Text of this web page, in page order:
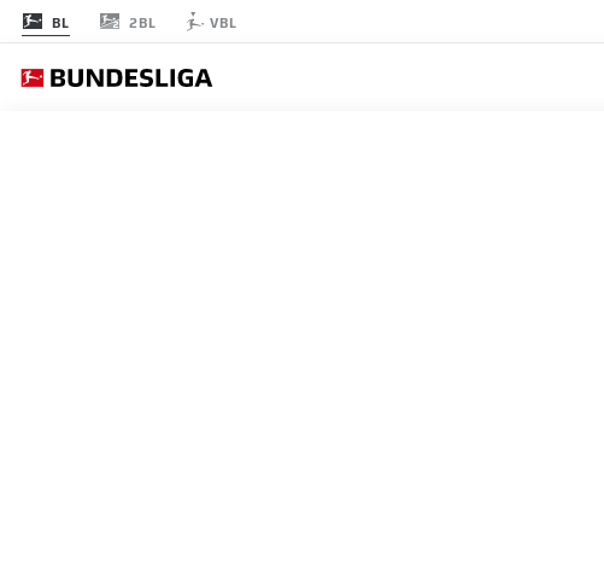
BL 2BL VBL